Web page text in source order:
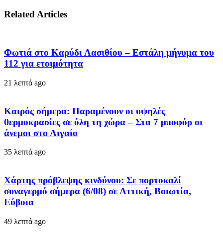
Related Articles
Φωτιά στο Καρύδι Λασιθίου – Εστάλη μήνυμα του
112 για ετοιμότητα
21 λεπτά ago
Καιρός σήμερα: Παραμένουν οι υψηλές
θερμοκρασίες σε όλη τη χώρα – Στα 7 μποφόρ οι
άνεμοι στο Αιγαίο
35 λεπτά ago
Χάρτης πρόβλεψης κινδύνου: Σε πορτοκαλί
συναγερμό σήμερα (6/08) σε Αττική, Βοιωτία,
Εύβοια
49 λεπτά ago